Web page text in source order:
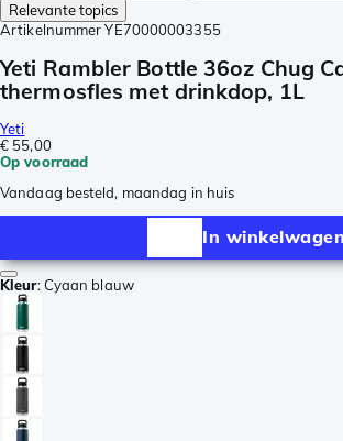
Relevante topics
Artikelnummer YE70000003355
Yeti Rambler Bottle 36oz Chug
thermosfles met drinkdop, 1L
Yeti
€ 55,00
Op voorraad
Vandaag besteld, maandag in huis
In winkelwagen
Kleur:Cyaan blauw